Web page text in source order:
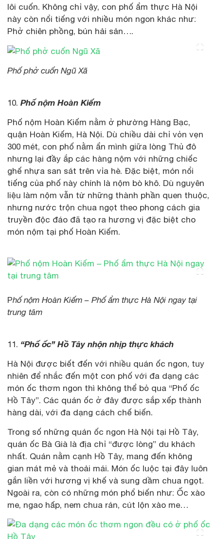
lôi cuốn. Không chỉ vậy, con phố ẩm thực Hà Nội
này còn nổi tiếng với nhiều món ngon khác như:
Phở chiên phồng, bún hải sản….
Phố phở cuốn Ngũ Xã
10. Phố nộm Hoàn Kiếm
Phố nộm Hoàn Kiếm nằm ở phường Hàng Bạc,
quận Hoàn Kiếm, Hà Nội. Dù chiều dài chỉ vỏn vẹn
300 mét, con phố nằm ẩn mình giữa lòng Thủ đô
nhưng lại đầy ắp các hàng nộm với những chiếc
ghế nhựa san sát trên vỉa hè. Đặc biệt, món nổi
tiếng của phố này chính là nộm bò khô. Dù nguyên
liệu làm nộm vẫn từ những thành phần quen thuộc,
nhưng nước trộn chua ngọt theo phong cách gia
truyền độc đáo đã tạo ra hương vị đặc biệt cho
món nộm tại phố Hoàn Kiếm.
Phố nộm Hoàn Kiếm – Phố ẩm thực Hà Nội ngay tại
trung tâm
11. “Phố ốc” Hồ Tây nhộn nhịp thực khách
Hà Nội được biết đến với nhiều quán ốc ngon, tuy
nhiên để nhắc đến một con phố với đa dạng các
món ốc thơm ngon thì không thể bỏ qua “Phố ốc
Hồ Tây”. Các quán ốc ở đây được sắp xếp thành
hàng dài, với đa dạng cách chế biến.
Trong số những quán ốc ngon Hà Nội tại Hồ Tây,
quán ốc Bà Già là địa chỉ “được lòng” du khách
nhất. Quán nằm cạnh Hồ Tây, mang đến không
gian mát mẻ và thoải mái. Món ốc luộc tại đây luôn
gắn liền với hương vị khế và sung dầm chua ngọt.
Ngoài ra, còn có những món phổ biến như: Ốc xào
me, ngao hấp, nem chua rán, cút lộn xào me…